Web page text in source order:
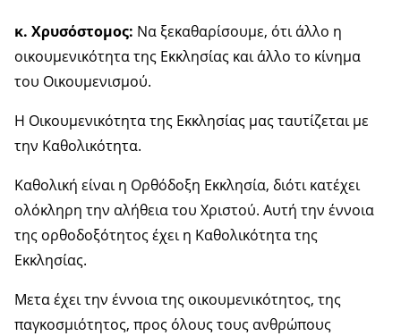
κ. Χρυσόστομος: Να ξεκαθαρίσουμε, ότι άλλο η
οικουμενικότητα της Εκκλησίας και άλλο το κίνημα
του Οικουμενισμού.
Η Οικουμενικότητα της Εκκλησίας μας ταυτίζεται με
την Καθολικότητα.
Καθολική είναι η Ορθόδοξη Εκκλησία, διότι κατέχει
ολόκληρη την αλήθεια του Χριστού. Αυτή την έννοια
της ορθοδοξότητος έχει η Καθολικότητα της
Εκκλησίας.
Μετα έχει την έννοια της οικουμενικότητος, της
παγκοσμιότητος, προς όλους τους ανθρώπους